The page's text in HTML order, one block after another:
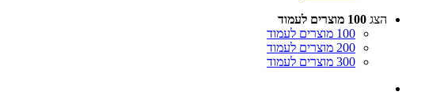
הצג 100 מוצרים לעמוד
100 מוצרים לעמוד
200 מוצרים לעמוד
300 מוצרים לעמוד